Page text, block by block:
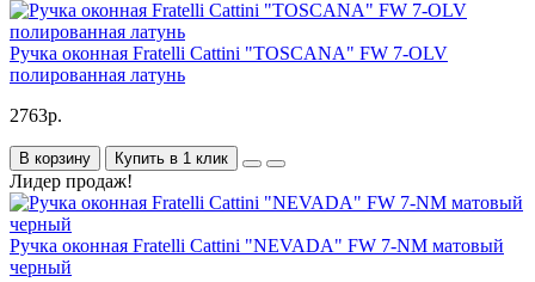
Ручка оконная Fratelli Cattini "TOSCANA" FW 7-OLV
полированная латунь
2763р.
В корзину Купить в 1 клик
Лидер продаж!
Ручка оконная Fratelli Cattini "NEVADA" FW 7-NM матовый
черный